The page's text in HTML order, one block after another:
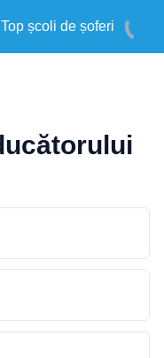
Top școli de șoferi